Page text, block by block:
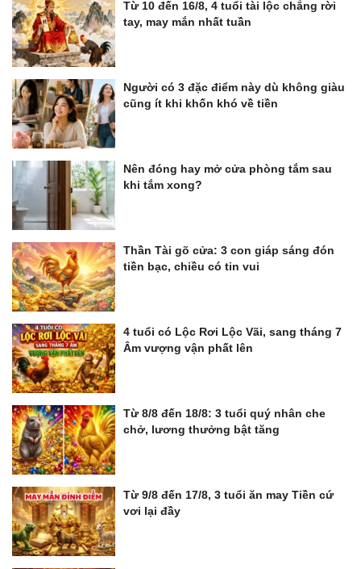
Từ 10 đến 16/8, 4 tuổi tài lộc chẳng rời
tay, may mắn nhất tuần
Người có 3 đặc điểm này dù không giàu
cũng ít khi khốn khó về tiền
Nên đóng hay mở cửa phòng tắm sau
khi tắm xong?
Thần Tài gõ cửa: 3 con giáp sáng đón
tiền bạc, chiều có tin vui
4 tuổi có Lộc Rơi Lộc Vãi, sang tháng 7
Âm vượng vận phất lên
Từ 8/8 đến 18/8: 3 tuổi quý nhân che
chở, lương thưởng bật tăng
Từ 9/8 đến 17/8, 3 tuổi ăn may Tiền cứ
vơi lại đầy